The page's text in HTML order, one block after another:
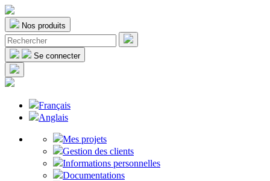
Nos produits
Se connecter
Français
Anglais
Mes projets
Gestion des clients
Informations personnelles
Documentations